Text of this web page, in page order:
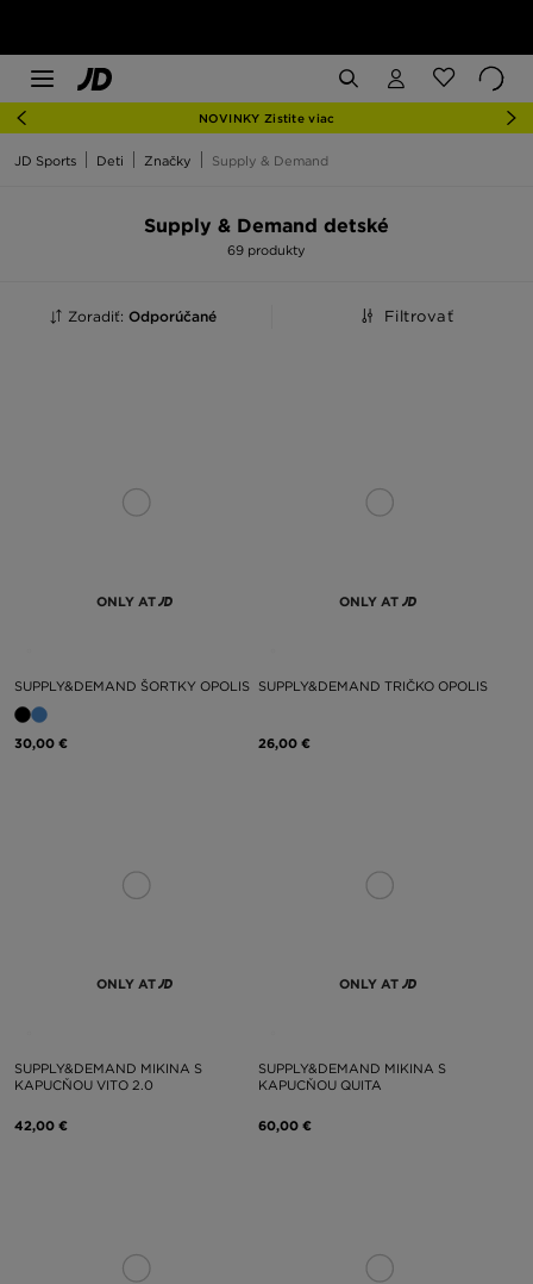
NOVINKY Zistite viac
JD Sports Deti Značky Supply & Demand
Supply & Demand detské
69 produkty
Zoradiť: Odporúčané Filtrovať
ONLY AT
SUPPLY&DEMAND ŠORTKY OPOLIS
30,00 €
ONLY AT
SUPPLY&DEMAND TRIČKO OPOLIS
26,00 €
ONLY AT
SUPPLY&DEMAND MIKINA S
KAPUCŇOU VITO 2.0
42,00 €
ONLY AT
SUPPLY&DEMAND MIKINA S
KAPUCŇOU QUITA
60,00 €